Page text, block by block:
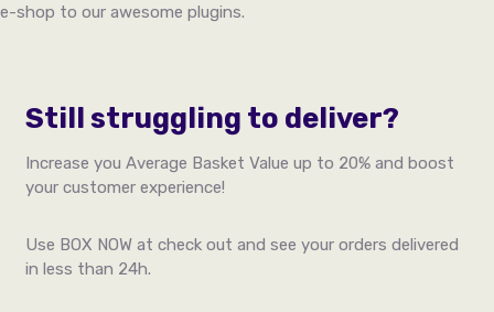
e-shop to our awesome plugins.
Still struggling to deliver?
Increase you Average Basket Value up to 20% and boost
your customer experience!
Use BOX NOW at check out and see your orders delivered
in less than 24h.